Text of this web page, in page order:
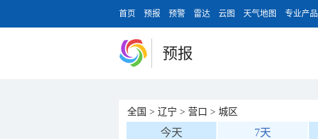
首页 预报 预警 雷达 云图 天气地图 专业产品
预报
全国 > 辽宁 > 营口 > 城区
今天 7天